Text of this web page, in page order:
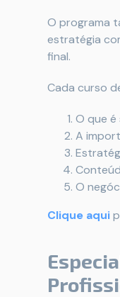
O programa
estratégia
final.
Cada curso
O que é
A
O
Clique aqui